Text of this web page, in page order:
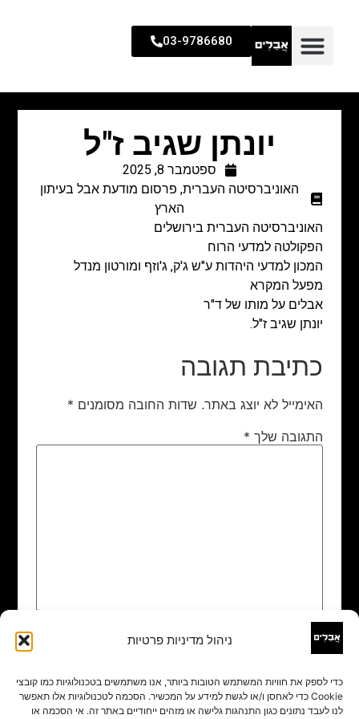
ניהול מדיניות פרטיות
כדי לספק את חוויות המשתמש הטובות ביותר, אנו משתמשים בטכנולוגיות כמו קובצי
Cookie כדי לאחסן ו/או לגשת למידע על המכשיר. הסכמה לטכנולוגיות אלו תאפשר
לנו לעבד נתונים כגון התנהגות גלישה או מזהים ייחודיים באתר זה. אי הסכמה או
03-9786680
יונתן שגיב ז"ל
ספטמבר 8, 2025
האוניברסיטה העברית, פרסום מודעת אבל בעיתון
הארץ
האוניברסיטה העברית בירושלים
הפקולטה למדעי הרוח
המכון למדעי היהדות ע"ש ג'ק, ג'וזף ומורטון מנדל
מפעל המקרא
אבלים על מותו של ד"ר
יונתן שגיב ז"ל.
כתיבת תגובה
האימייל לא יוצג באתר. שדות החובה מסומנים *
התגובה שלך *
שם
אימייל*